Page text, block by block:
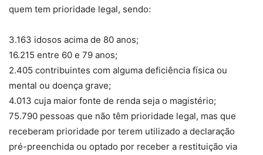
quem tem prioridade legal, sendo:
3.163 idosos acima de 80 anos;
16.215 entre 60 e 79 anos;
2.405 contribuintes com alguma deficiência física ou
mental ou doença grave;
4.013 cuja maior fonte de renda seja o magistério;
75.790 pessoas que não têm prioridade legal, mas que
receberam prioridade por terem utilizado a declaração
pré-preenchida ou optado por receber a restituição via